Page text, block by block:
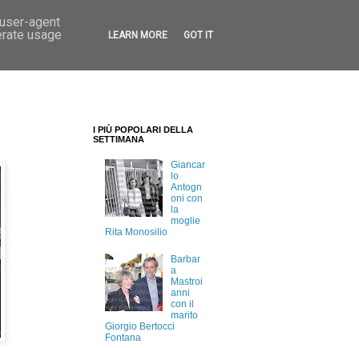
I PIÙ POPOLARI DELLA
SETTIMANA
Giancar
lo
Antogn
oni con
la
moglie
Rita Monosilio
Barbar
a
Mastroi
anni
con il
marito
Giorgio Bertocci
Fontana
agent
usage
LEARN MORE GOT IT